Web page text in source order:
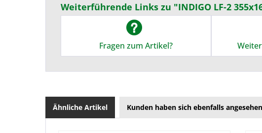
Weiterführende Links zu "INDIGO LF-2
Fragen zum Artikel?
Ähnliche Artikel Kunden haben sich ebenfalls angesehen